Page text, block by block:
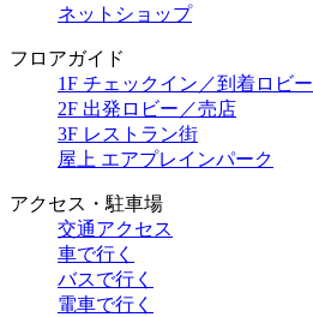
ネットショップ
フロアガイド
1F チェックイン／到着ロビー
2F 出発ロビー／売店
3F レストラン街
屋上 エアプレインパーク
アクセス・駐車場
交通アクセス
車で行く
バスで行く
電車で行く